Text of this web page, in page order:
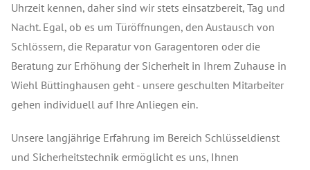
Uhrzeit kennen, daher sind wir stets einsatzbereit, Tag und
Nacht. Egal, ob es um Türöffnungen, den Austausch von
Schlössern, die Reparatur von Garagentoren oder die
Beratung zur Erhöhung der Sicherheit in Ihrem Zuhause in
Wiehl Büttinghausen geht - unsere geschulten Mitarbeiter
gehen individuell auf Ihre Anliegen ein.
Unsere langjährige Erfahrung im Bereich Schlüsseldienst
und Sicherheitstechnik ermöglicht es uns, Ihnen